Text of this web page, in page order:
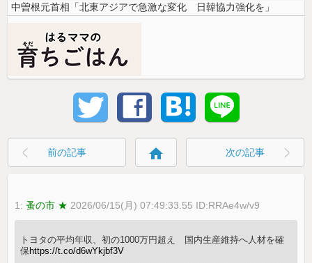
中曽根元首相「北東アジアで急激な変化 日韓協力強化を」
前の記事 home 次の記事
1:蚤の市 ★ 2026/06/15(月) 07:49:33.55 ID:RRAe4w/v9
トヨタの平均年収、初の1000万円超え 国内生産維持へ人材を確
保https://t.co/d6wYkjbf3V